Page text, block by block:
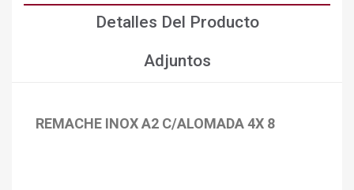
Detalles Del Producto
Adjuntos
REMACHE INOX A2 C/ALOMADA 4X 8